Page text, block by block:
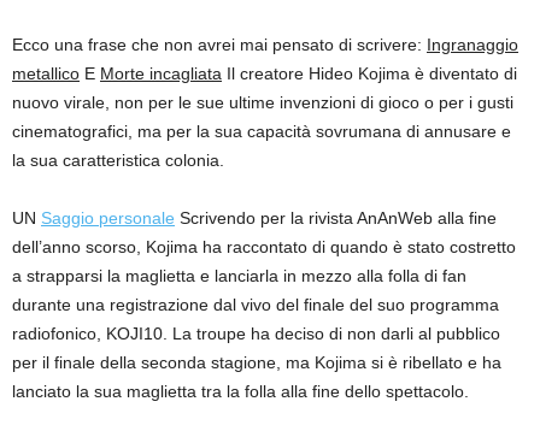
Ecco una frase che non avrei mai pensato di scrivere: Ingranaggio
metallico E Morte incagliata Il creatore Hideo Kojima è diventato di
nuovo virale, non per le sue ultime invenzioni di gioco o per i gusti
cinematografici, ma per la sua capacità sovrumana di annusare e
la sua caratteristica colonia.
UN Saggio personale Scrivendo per la rivista AnAnWeb alla fine
dell’anno scorso, Kojima ha raccontato di quando è stato costretto
a strapparsi la maglietta e lanciarla in mezzo alla folla di fan
durante una registrazione dal vivo del finale del suo programma
radiofonico, KOJI10. La troupe ha deciso di non darli al pubblico
per il finale della seconda stagione, ma Kojima si è ribellato e ha
lanciato la sua maglietta tra la folla alla fine dello spettacolo.